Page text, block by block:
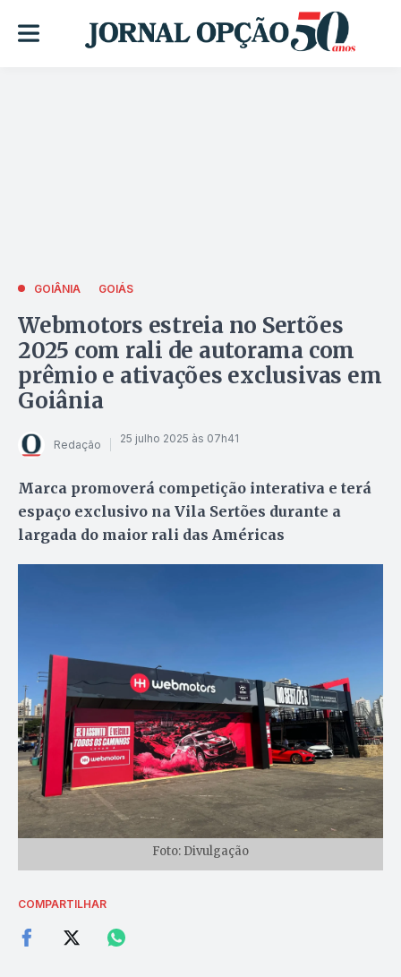
GOIÂNIA GOIÁS
Webmotors estreia no Sertões
2025 com rali de autorama com
prêmio e ativações exclusivas em
Goiânia
Redação 25 julho 2025 às 07h41
Marca promoverá competição interativa e terá
espaço exclusivo na Vila Sertões durante a
largada do maior rali das Américas
Foto: Divulgação
COMPARTILHAR